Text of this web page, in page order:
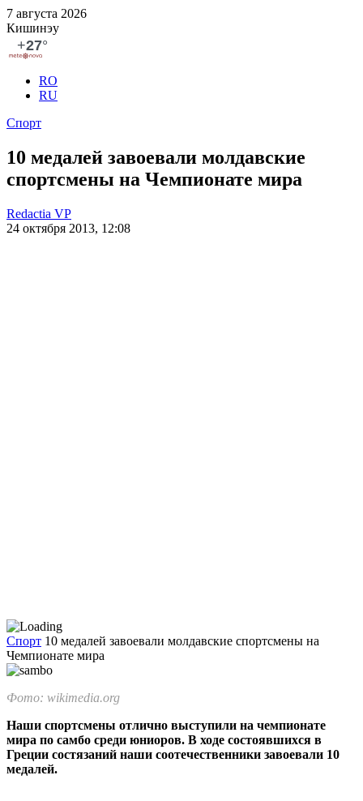
7 августа 2026
Кишинэу
RO
RU
Спорт
10 медалей завоевали молдавские
спортсмены на Чемпионате мира
Redactia VP
24 октября 2013, 12:08
Спорт 10 медалей завоевали молдавские спортсмены на
Чемпионате мира
Фото: wikimedia.org
Наши спортсмены отлично выступили на чемпионате
мира по самбо среди юниоров. В ходе состоявшихся в
Греции состязаний наши соотечественники завоевали 10
медалей.